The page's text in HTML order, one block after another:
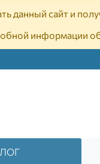
данный сайт и
информации